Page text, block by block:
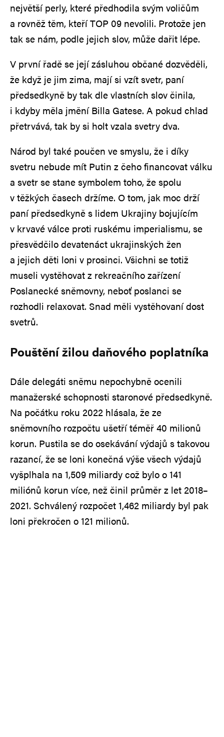
největší perly, které předhodila svým voličům
a rovněž těm, kteří TOP 09 nevolili. Protože jen
tak se nám, podle jejich slov, může dařit lépe.
V první řadě se její zásluhou občané dozvěděli,
že když je jim zima, mají si vzít svetr, paní
předsedkyně by tak dle vlastních slov činila,
i kdyby měla jmění Billa Gatese. A pokud chlad
přetrvává, tak by si holt vzala svetry dva.
Národ byl také poučen ve smyslu, že i díky
svetru nebude mít Putin z čeho financovat válku
a svetr se stane symbolem toho, že spolu
v těžkých časech držíme. O tom, jak moc drží
paní předsedkyně s lidem Ukrajiny bojujícím
v krvavé válce proti ruskému imperialismu, se
přesvědčilo devatenáct ukrajinských žen
a jejich děti loni v prosinci. Všichni se totiž
museli vystěhovat z rekreačního zařízení
Poslanecké sněmovny, neboť poslanci se
rozhodli relaxovat. Snad měli vystěhovaní dost
svetrů.
Pouštění žilou daňového poplatníka
Dále delegáti sněmu nepochybně ocenili
manažerské schopnosti staronové předsedkyně.
Na počátku roku 2022 hlásala, že ze
sněmovního rozpočtu ušetří téměř 40 milionů
korun. Pustila se do osekávání výdajů s takovou
razancí, že se loni konečná výše všech výdajů
vyšplhala na 1,509 miliardy což bylo o 141
miliónů korun více, než činil průměr z let 2018–
2021. Schválený rozpočet 1,462 miliardy byl pak
loni překročen o 121 milionů.